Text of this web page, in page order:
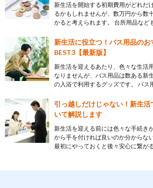
新生活を開始する初期費用がどれだ
るかもしれませんが、数万円から数
かると考えられます。 台所用品など
新生活に役立つ！バス用品の
BEST3【最新版】
新生活を迎えるあたり、色々な生活
なりませんが、バス用品は数ある新
の入浴で利用するグッズです。 バス
引っ越しだけじゃない！新生
いて解説します
新生活を迎える前には色々な手続き
から手を付ければ良いのか分からな
最初にやっておくと後々安心に繋が